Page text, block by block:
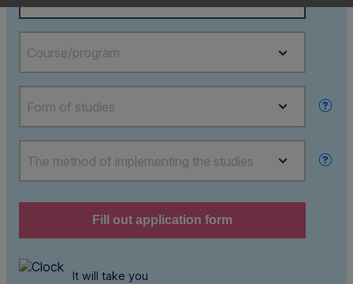
Course/program
Form of studies
The method of implementing the studies
Fill out application form
It will take you